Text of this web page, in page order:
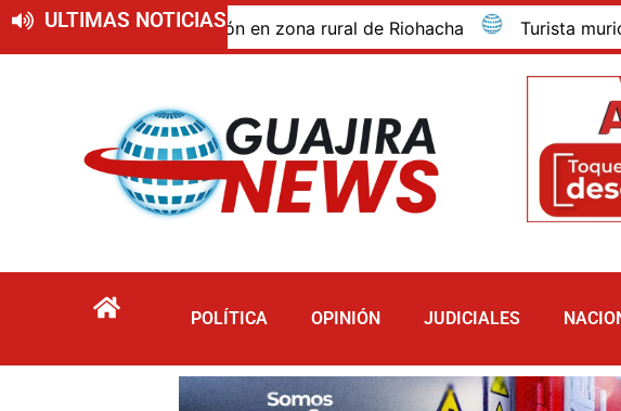
ULTIMAS NOTICIAS
de descomposición en zona rural de Riohacha Turista murió por
POLÍTICA OPINIÓN JUDICIALES